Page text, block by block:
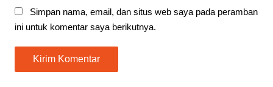
Simpan nama, email, dan situs web saya pada peramban
ini untuk komentar saya berikutnya.